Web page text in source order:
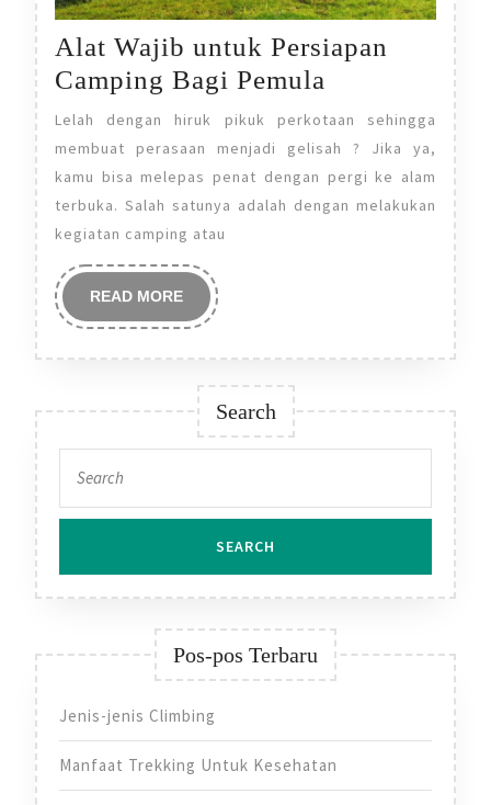
Alat Wajib untuk Persiapan
Camping Bagi Pemula
Wajib
untuk
Persiapan
Camping
Lelah dengan hiruk pikuk perkotaan sehingga
membuat perasaan menjadi gelisah ? Jika ya,
kamu bisa melepas penat dengan pergi ke alam
terbuka. Salah satunya adalah dengan melakukan
kegiatan camping atau
READ MOREREAD
MORE
Search
for:
Pos-pos Terbaru
Jenis-jenis Climbing
Manfaat Trekking Untuk Kesehatan